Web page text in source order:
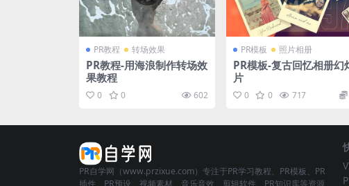
PR教程 转场效果
PR教程-用海浪制作转场效
果教程
0 0 602
PR模板 照片相册
PR模板-复古回忆相册幻
片
0 0 717
PR自学网（www.przixue.com）专注于PR学习教程、PR模板、PR